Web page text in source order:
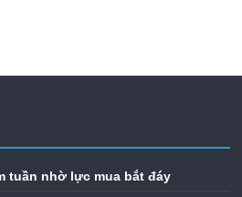
tuần nhờ lực mua bắt đáy